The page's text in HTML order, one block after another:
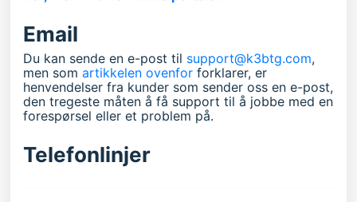
Email
Du kan sende en e-post til support@k3btg.com,
men som artikkelen ovenfor forklarer, er
henvendelser fra kunder som sender oss en e-post,
den tregeste måten å få support til å jobbe med en
forespørsel eller et problem på.
Telefonlinjer